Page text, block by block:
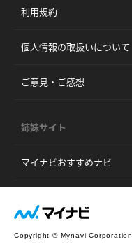
利用規約
個人情報の取扱いについて
ご意見・ご感想
姉妹サイト
マイナビおすすめナビ
Copyright © Mynavi Corporation